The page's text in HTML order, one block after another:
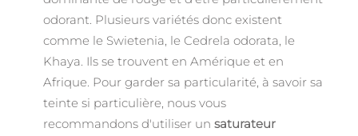
odorant. Plusieurs variétés donc existent
comme le Swietenia, le Cedrela odorata, le
Khaya. Ils se trouvent en Amérique et en
Afrique. Pour garder sa particularité, à savoir sa
teinte si particulière, nous vous
recommandons d'utiliser un saturateur